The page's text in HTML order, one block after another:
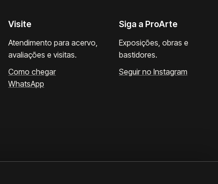
Visite
Atendimento para acervo,
avaliações e visitas.
Como chegar
WhatsApp
Siga a ProArte
Exposições, obras e
bastidores.
Seguir no Instagram